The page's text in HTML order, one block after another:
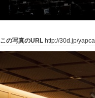
この写真のURL http://30d.jp/